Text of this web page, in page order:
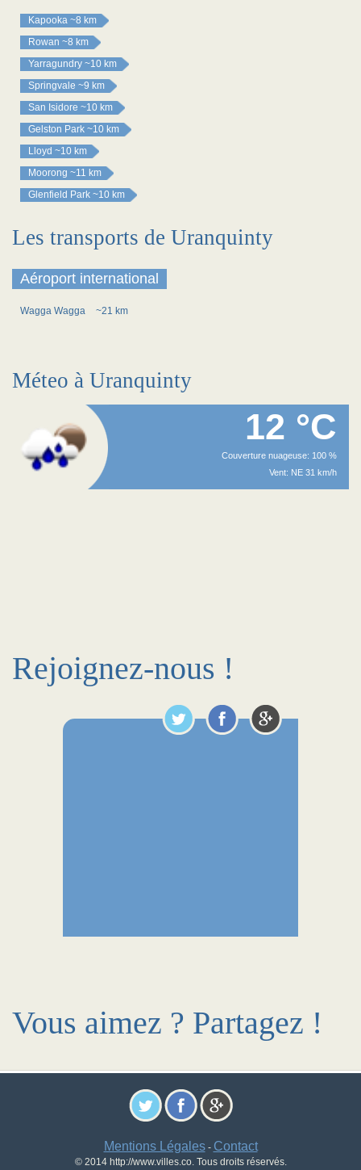
Kapooka ~8 km
Rowan ~8 km
Yarragundry ~10 km
Springvale ~9 km
San Isidore ~10 km
Gelston Park ~10 km
Lloyd ~10 km
Moorong ~11 km
Glenfield Park ~10 km
Les transports de Uranquinty
Aéroport international
Wagga Wagga ~21 km
Méteo à Uranquinty
12 °C
Couverture nuageuse: 100 %
Vent: NE 31 km/h
Rejoignez-nous !
Vous aimez ? Partagez !
Mentions Légales- Contact
© 2014 http://www.villes.co. Tous droits réservés.